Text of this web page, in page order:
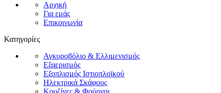
Αρχική
Για εμάς
Επικοινωνία
Κατηγορίες
Αγκυροβόλιο & Ελλιμενισμός
Εξαερισμός
Εξοπλισμός Ιστιοπλοϊκού
Ηλεκτρικά Σκάφους